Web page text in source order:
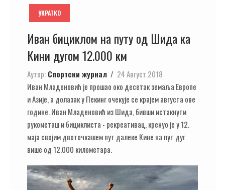
УКРАТКО
Иван бициклом на путу од Шида ка
Кини дугом 12.000 км
Аутор: Спортски журнал
24 Август 2018
Иван Младеновић је прошао око десетак земаља Европе
и Азије, а долазак у Пекинг очекује се крајем августа ове
године. Иван Младеновић из Шида, бивши истакнути
рукометаш и бициклиста - рекреативац, кренуо је у 12.
маја својим двоточкашем пут далеке Кине на пут дуг
више од 12.000 километара.